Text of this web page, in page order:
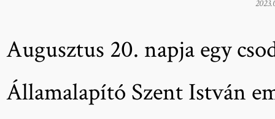
Augusztus 20. napja egy
Államalapító Szent István